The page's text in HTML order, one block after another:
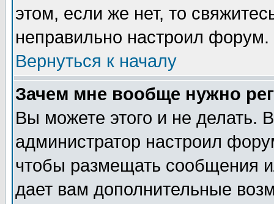
этом, если же нет, то
неправильно настроил форум.
Вернуться к началу
Зачем мне вообще нужно
Вы можете этого и не делать.
администратор настроил
чтобы размещать сообщения
дает вам дополнительные